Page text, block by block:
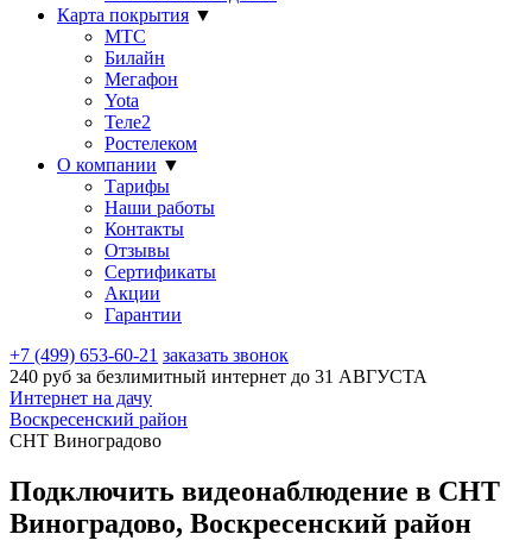
Карта покрытия ▼
МТС
Билайн
Мегафон
Yota
Теле2
Ростелеком
О компании ▼
Тарифы
Наши работы
Контакты
Отзывы
Сертификаты
Акции
Гарантии
+7 (499) 653-60-21 заказать звонок
240 руб за безлимитный интернет до 31 АВГУСТА
Интернет на дачу
Воскресенский район
СНТ Виноградово
Подключить видеонаблюдение в СНТ
Виноградово, Воскресенский район